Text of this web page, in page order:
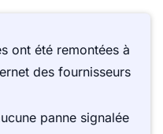
ont été remontées à
des fournisseurs
panne signalée